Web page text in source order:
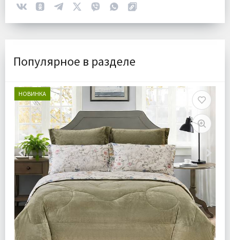
Популярное в разделе
НОВИНКА